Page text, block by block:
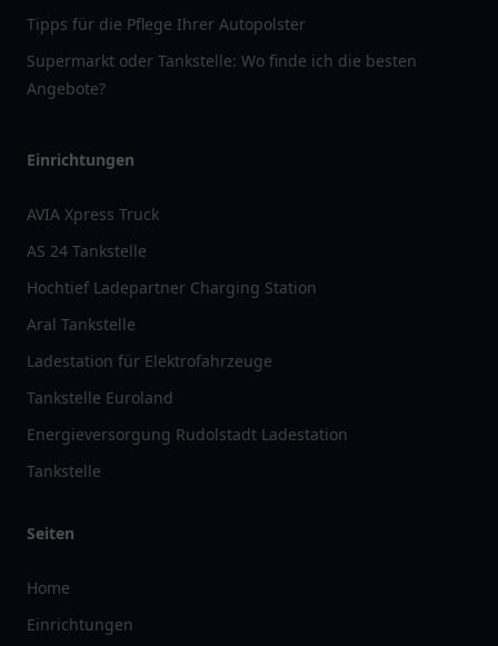
Tipps für die Pflege Ihrer Autopolster
Supermarkt oder Tankstelle: Wo finde ich die besten
Angebote?
Einrichtungen
AVIA Xpress Truck
AS 24 Tankstelle
Hochtief Ladepartner Charging Station
Aral Tankstelle
Ladestation für Elektrofahrzeuge
Tankstelle Euroland
Energieversorgung Rudolstadt Ladestation
Tankstelle
Seiten
Home
Einrichtungen